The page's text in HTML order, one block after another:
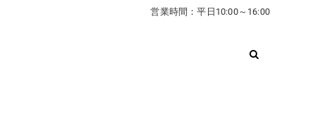
営業時間：平日10:00～16:00